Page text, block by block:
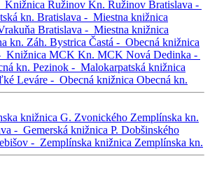
Knižnica Ružinov Kn. Ružinov Bratislava -
kn. Bratislava - Miestna knižnica
Bratislava - Miestna knižnica
kn. Záh. Bystrica Častá - Obecná knižnica
Knižnica MCK Kn. MCK Nová Dedinka -
kn. Pezinok - Malokarpatská knižnica
Leváre - Obecná knižnica Obecná kn.
knižnica G. Zvonického Zemplínska kn.
- Gemerská knižnica P. Dobšinského
- Zemplínska knižnica Zemplínska kn.